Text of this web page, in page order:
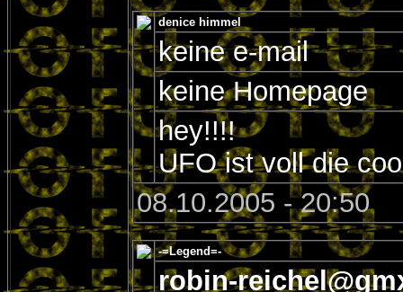
denice himmel
keine e-mail
keine Homepage
hey!!!!
UFO ist voll die
08.10.2005 - 20:50
-=Legend=-
robin-